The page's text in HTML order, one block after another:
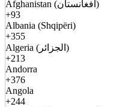
Afghanistan (افغانستان)
+93
Albania (Shqipëri)
+355
Algeria (الجزائر)
+213
Andorra
+376
Angola
+244